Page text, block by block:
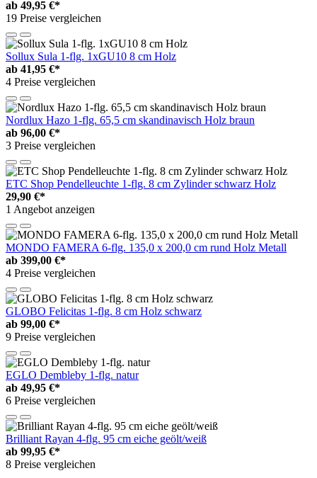
ab 49,95 €*
19 Preise vergleichen
Sollux Sula 1-flg. 1xGU10 8 cm Holz
ab 41,95 €*
4 Preise vergleichen
Nordlux Hazo 1-flg. 65,5 cm skandinavisch Holz braun
ab 96,00 €*
3 Preise vergleichen
ETC Shop Pendelleuchte 1-flg. 8 cm Zylinder schwarz Holz
29,90 €*
1 Angebot anzeigen
MONDO FAMERA 6-flg. 135,0 x 200,0 cm rund Holz Metall
ab 399,00 €*
4 Preise vergleichen
GLOBO Felicitas 1-flg. 8 cm Holz schwarz
ab 99,00 €*
9 Preise vergleichen
EGLO Dembleby 1-flg. natur
ab 49,95 €*
6 Preise vergleichen
Brilliant Rayan 4-flg. 95 cm eiche geölt/weiß
ab 99,95 €*
8 Preise vergleichen